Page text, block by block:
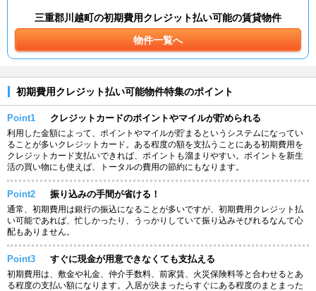
三重郡川越町の初期費用クレジット払い可能の賃貸物件
物件一覧へ
初期費用クレジット払い可能物件特集のポイント
Point1 クレジットカードのポイントやマイルが貯められる
利用した金額によって、ポイントやマイルが貯まるというシステムになってい
ることが多いクレジットカード。ある程度の額を支払うことにある初期費用を
クレジットカード支払いできれば、ポイントも溜まりやすい。ポイントを新生
活の買い物にも使えば、トータルの費用の節約にもなります。
Point2 振り込みの手間が省ける！
通常、初期費用は銀行の振込になることが多いですが、初期費用クレジット払
い可能であれば、忙しかったり、うっかりしていて振り込みそびれるなんて心
配もありません。
Point3 すぐに現金が用意できなくても支払える
初期費用は、敷金や礼金、仲介手数料、前家賃、火災保険料等と合わせるとあ
る程度の支払い額になります。入居が決まったらすぐにある程度のまとまった